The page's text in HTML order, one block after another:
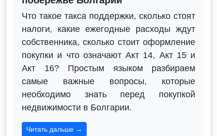
Что такое такса поддержки, сколько стоят
налоги, какие ежегодные расходы ждут
собственника, сколько стоит оформление
покупки и что означают Акт 14, Акт 15 и
Акт 16? Простым языком разбираем
самые важные вопросы, которые
необходимо знать перед покупкой
недвижимости в Болгарии.
Читать дальше →